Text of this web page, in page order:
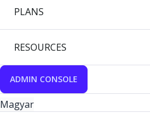
PLANS
RESOURCES
ADMIN CONSOLE
Magyar